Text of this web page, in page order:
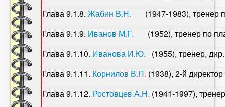
Глава 9.1.8. Жабин В.Н. (1947-1983), тренер
Глава 9.1.9. Иванов М.Г. (1952), тренер по
Глава 9.1.10. Иванова И.Ю. (1955), тренер,
Глава 9.1.11. Корнилов В.П. (1938), 2-й
Глава 9.1.12. Ростовцев А.Н. (1941-1997),